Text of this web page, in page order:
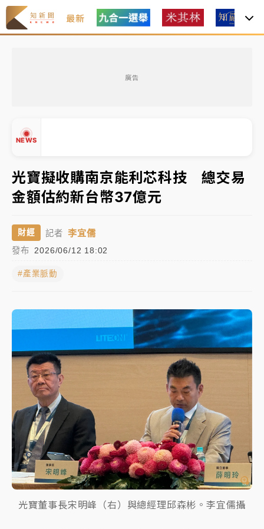
最新
廣告
NEWS
中信慈善基金會想增加董事人數！辜仲諒向法院聲請遭
駁 理由曝光
故宮《龍藏經》特展第2檔！今線上預約開賣一度塞車
周六起展出延長至晚上7時
台東農業處長涉圖利渡假村！東檢抗告成功 今重開羈
父親節泡湯了！中颱白海豚雨彈轟3天 「紅到發紫」降
雨熱區曝
暑假過三周才推「E宿新北打卡趣」！抽獎程序複雜 觀
旅局回應了
中信慈善基金會想增加董事人數！辜仲諒向法院聲請遭
駁 理由曝光
故宮《龍藏經》特展第2檔！今線上預約開賣一度塞車
周六起展出延長至晚上7時
台東農業處長涉圖利渡假村！東檢抗告成功 今重開羈
押庭
父親節泡湯了！中颱白海豚雨彈轟3天 「紅到發紫」降
雨熱區曝
光寶擬收購南京能利芯科技 總交易
金額估約新台幣37億元
財經 記者 李宜儒
發布 2026/06/12 18:02
#產業脈動
光寶董事長宋明峰（右）與總經理邱森彬。李宜儒攝